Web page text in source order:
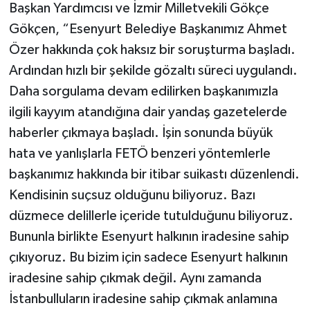
Başkan Yardımcısı ve İzmir Milletvekili Gökçe
Gökçen, “Esenyurt Belediye Başkanımız Ahmet
Özer hakkında çok haksız bir soruşturma başladı.
Ardından hızlı bir şekilde gözaltı süreci uygulandı.
Daha sorgulama devam edilirken başkanımızla
ilgili kayyım atandığına dair yandaş gazetelerde
haberler çıkmaya başladı. İşin sonunda büyük
hata ve yanlışlarla FETÖ benzeri yöntemlerle
başkanımız hakkında bir itibar suikastı düzenlendi.
Kendisinin suçsuz olduğunu biliyoruz. Bazı
düzmece delillerle içeride tutulduğunu biliyoruz.
Bununla birlikte Esenyurt halkının iradesine sahip
çıkıyoruz. Bu bizim için sadece Esenyurt halkının
iradesine sahip çıkmak değil. Aynı zamanda
İstanbulluların iradesine sahip çıkmak anlamına